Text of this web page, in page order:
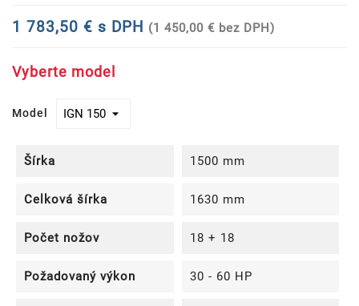
1 783,50 € s DPH (1 450,00 € bez DPH)
Vyberte model
Model
Šírka 1500 mm
Celková šírka 1630 mm
Počet nožov 18 + 18
Požadovaný výkon 30 - 60 HP